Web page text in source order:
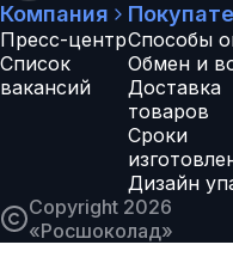
Компания
Пресс-центр
Список
вакансий
Способы
Обмен и
Доставка
товаров
Сроки
Дизайн
Copyright 2026
«Росшоколад»